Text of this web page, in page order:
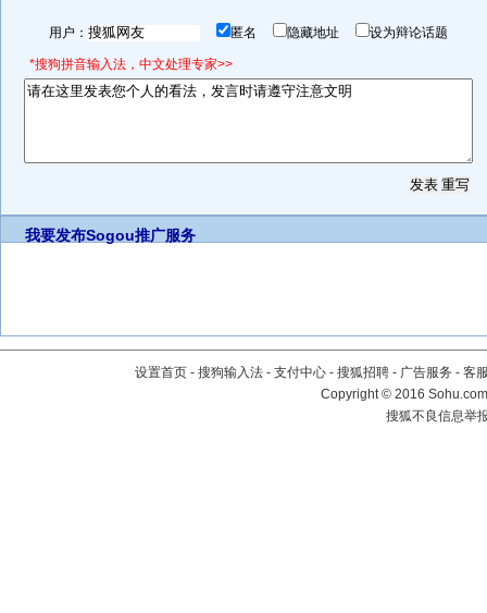
用户： 匿名 隐藏地址 设为辩论话题
*搜狗拼音输入法，中文处理专家>>
我要发布Sogou推广服务
设置首页 - 搜狗输入法 - 支付中心 - 搜狐招聘 - 广告服务 - 客
Copyright©2016
搜狐不良信息举